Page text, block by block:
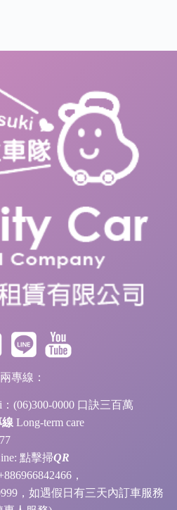
專線：
：(06)300-0000 口訣三百萬
線 Long-term care
點擊掃QR
，
，如遇假日有三天內訂車服務